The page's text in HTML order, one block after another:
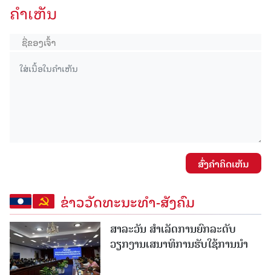
ຄໍາເຫັນ
ສົ່ງຄໍາຄິດເຫັນ
ຂ່າວວັດທະນະທຳ-ສັງຄົມ
ສາລະວັນ ສໍາເລັດການຍົກລະດັບ
ວຽກງານເສນາທິການຮັບໃຊ້ການນໍາ